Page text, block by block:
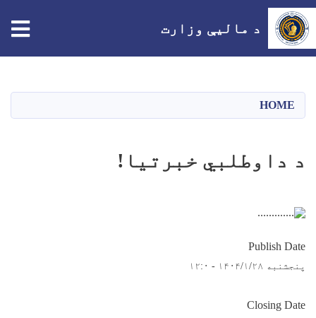
د مالیې وزارت
HOME
د داوطلبي خبرتیا!
Publish Date
پنجشنبه ۱۴۰۴/۱/۲۸ - ۱۲:۰
Closing Date